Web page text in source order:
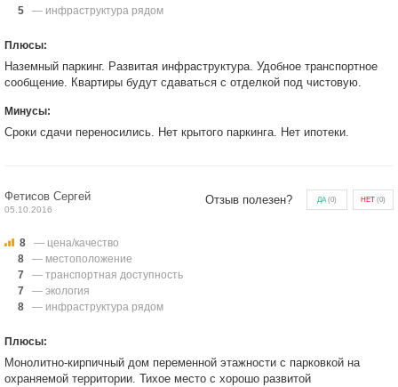
5
— инфраструктура рядом
Плюсы:
Наземный паркинг. Развитая инфраструктура. Удобное транспортное
сообщение. Квартиры будут сдаваться с отделкой под чистовую.
Минусы:
Сроки сдачи переносились. Нет крытого паркинга. Нет ипотеки.
Фетисов Сергей
05.10.2016
Отзыв полезен? ДА(0) НЕТ (0)
8
— цена/качество
8
— местоположение
7
— транспортная доступность
7
— экология
8
— инфраструктура рядом
Плюсы:
Монолитно-кирпичный дом переменной этажности с парковкой на
охраняемой территории. Тихое место с хорошо развитой